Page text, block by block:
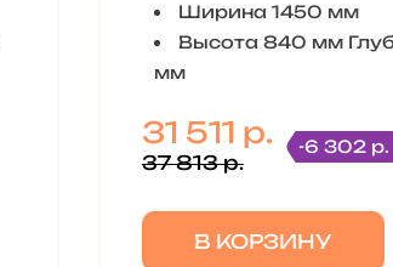
Ширина 1450 мм
Высота 840 мм
мм
31 511 р.
37 813 р.
-6 302 р.
В КОРЗИНУ